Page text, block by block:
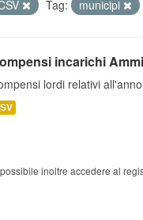
Tag: municipi
incarichi
lordi relativi
inoltre accedere al